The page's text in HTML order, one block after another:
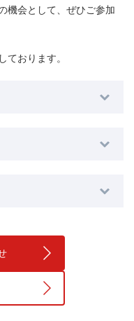
機会として、ぜひご参加
ております。